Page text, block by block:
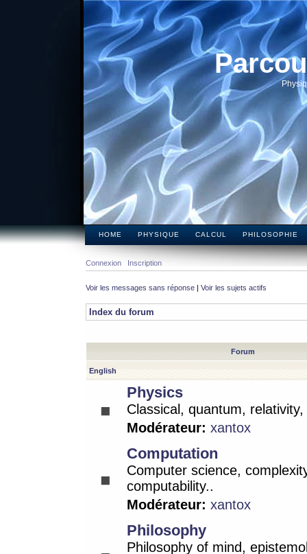
HOME PHYSIQUE CALCUL PHILOSOPHIE
Connexion Inscription
Voir les messages sans réponse | Voir les sujets actifs
Index du forum
Forum
English
Physics
Classical, quantum,
Modérateur: xantox
Computation
Computer science,
computability..
Modérateur: xantox
Philosophy
Philosophy of mind,